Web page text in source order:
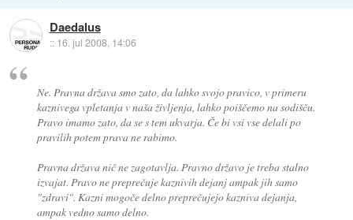
Daedalus
:: 16. jul 2008, 14:06
Ne. Pravna država smo zato, da lahko svojo pravico, v primeru
kaznivega vpletanja v naša življenja, lahko poiščemo na sodišču.
Pravo imamo zato, da se s tem ukvarja. Če bi vsi vse delali po
pravilih potem prava ne rabimo.
Pravna država nič ne zagotavlja. Pravno državo je treba stalno
izvajat. Pravo ne preprečuje kaznivih dejanj ampak jih samo
"zdravi". Kazni mogoče delno preprečujejo kazniva dejanja,
ampak vedno samo delno.